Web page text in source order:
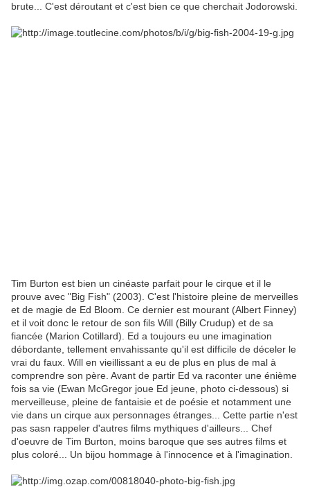
brute... C'est déroutant et c'est bien ce que cherchait Jodorowski.
Tim Burton est bien un cinéaste parfait pour le cirque et il le
prouve avec "Big Fish" (2003). C'est l'histoire pleine de merveilles
et de magie de Ed Bloom. Ce dernier est mourant (Albert Finney)
et il voit donc le retour de son fils Will (Billy Crudup) et de sa
fiancée (Marion Cotillard). Ed a toujours eu une imagination
débordante, tellement envahissante qu'il est difficile de déceler le
vrai du faux. Will en vieillissant a eu de plus en plus de mal à
comprendre son père. Avant de partir Ed va raconter une énième
fois sa vie (Ewan McGregor joue Ed jeune, photo ci-dessous) si
merveilleuse, pleine de fantaisie et de poésie et notamment une
vie dans un cirque aux personnages étranges... Cette partie n'est
pas sasn rappeler d'autres films mythiques d'ailleurs... Chef
d'oeuvre de Tim Burton, moins baroque que ses autres films et
plus coloré... Un bijou hommage à l'innocence et à l'imagination.